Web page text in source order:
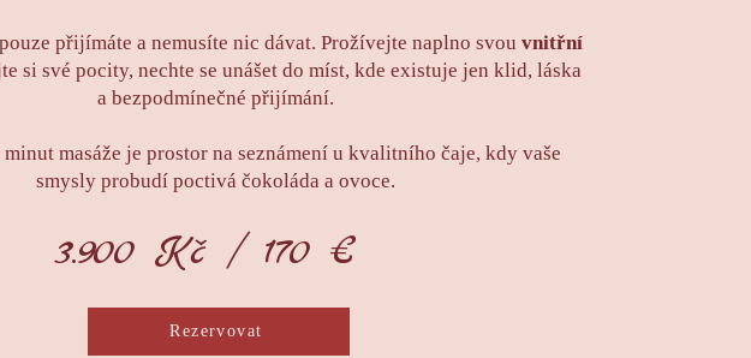
přijímáte a nemusíte nic dávat. Prožívejte naplno svouvnitřní
si své pocity, nechte se unášet do míst, kde existuje jen klid, láska
a bezpodmínečné přijímání.
minut masáže je prostor na seznámení u kvalitního čaje, kdy vaše
smysly probudí poctivá čokoláda a ovoce.
3.900 Kč / 170 €
Rezervovat